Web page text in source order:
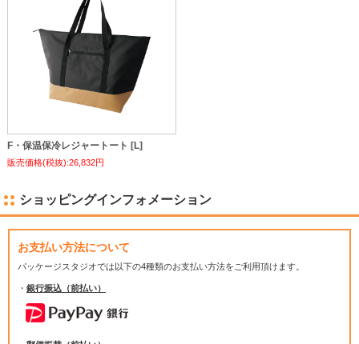
F・保温保冷レジャートート [L]
販売価格(税抜):26,832円
ショッピングインフォメーション
お支払い方法について
パッケージスタジオでは以下の4種類のお支払い方法をご利用頂けます。
・ 銀行振込（前払い）